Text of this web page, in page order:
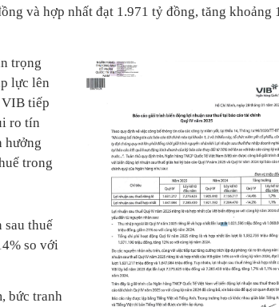
và hợp nhất đạt 1.971 tỷ đồng, tăng khoảng
trọng
lực lên
tiếp
ro tín
hưởng
trong
sau thuế
so với
bức tranh